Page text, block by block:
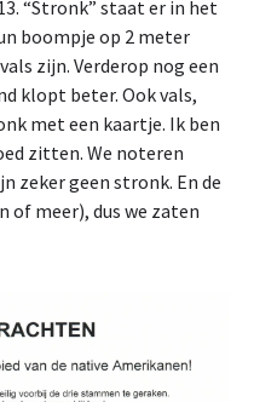
“Stronk” staat er in het
boompje op 2 meter
zijn. Verderop nog een
klopt beter. Ook vals,
met een kaartje. Ik ben
zitten. We noteren
zeker geen stronk. En de
of meer), dus we zaten